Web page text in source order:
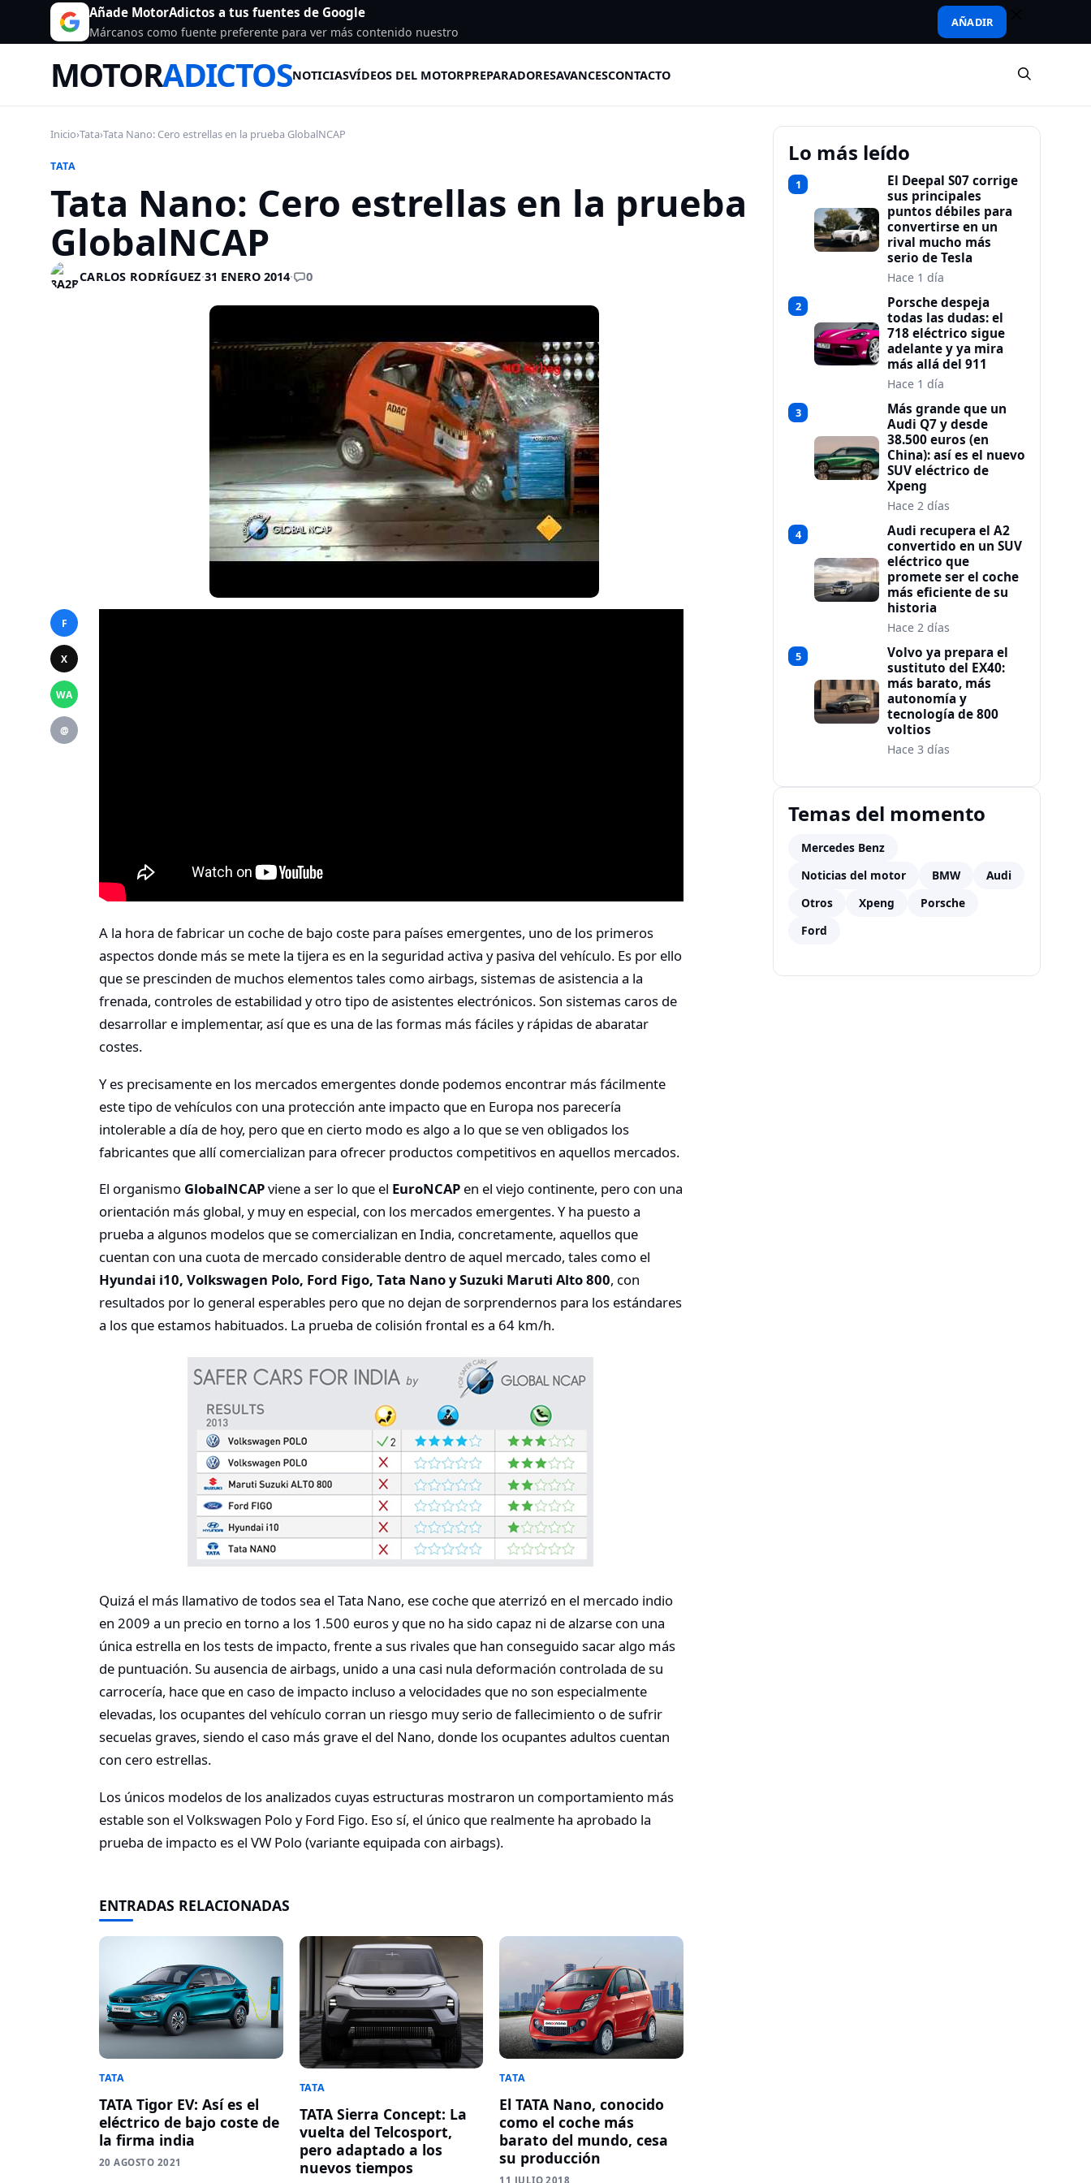
Añade MotorAdictos a tus fuentes de Google
Márcanos como fuente preferente para ver más contenido nuestro
AÑADIR
MOTORADICTOSNOTICIASVÍDEOS DEL MOTORPREPARADORESAVANCESCONTACTO
Inicio›Tata›Tata Nano: Cero estrellas en la prueba GlobalNCAP
TATA
Tata Nano: Cero estrellas en la prueba
GlobalNCAP
CARLOS RODRÍGUEZ·31 ENERO 2014· 0
F
X
WA
@
A la hora de fabricar un coche de bajo coste para países emergentes, uno de los primeros
aspectos donde más se mete la tijera es en la seguridad activa y pasiva del vehículo. Es por ello
que se prescinden de muchos elementos tales como airbags, sistemas de asistencia a la
frenada, controles de estabilidad y otro tipo de asistentes electrónicos. Son sistemas caros de
desarrollar e implementar, así que es una de las formas más fáciles y rápidas de abaratar
costes.
Y es precisamente en los mercados emergentes donde podemos encontrar más fácilmente
este tipo de vehículos con una protección ante impacto que en Europa nos parecería
intolerable a día de hoy, pero que en cierto modo es algo a lo que se ven obligados los
fabricantes que allí comercializan para ofrecer productos competitivos en aquellos mercados.
El organismo GlobalNCAPviene a ser lo que el EuroNCAP en el viejo continente, pero con una
orientación más global, y muy en especial, con los mercados emergentes. Y ha puesto a
prueba a algunos modelos que se comercializan en India, concretamente, aquellos que
cuentan con una cuota de mercado considerable dentro de aquel mercado, tales como el
Hyundai i10, Volkswagen Polo, Ford Figo, Tata Nano y Suzuki Maruti Alto 800, con
resultados por lo general esperables pero que no dejan de sorprendernos para los estándares
a los que estamos habituados. La prueba de colisión frontal es a 64 km/h.
Quizá el más llamativo de todos sea el Tata Nano, ese coche que aterrizó en el mercado indio
en 2009 a un precio en torno a los 1.500 euros y que no ha sido capaz ni de alzarse con una
única estrella en los tests de impacto, frente a sus rivales que han conseguido sacar algo más
de puntuación. Su ausencia de airbags, unido a una casi nula deformación controlada de su
carrocería, hace que en caso de impacto incluso a velocidades que no son especialmente
elevadas, los ocupantes del vehículo corran un riesgo muy serio de fallecimiento o de sufrir
secuelas graves, siendo el caso más grave el del Nano, donde los ocupantes adultos cuentan
con cero estrellas.
Los únicos modelos de los analizados cuyas estructuras mostraron un comportamiento más
estable son el Volkswagen Polo y Ford Figo. Eso sí, el único que realmente ha aprobado la
prueba de impacto es el VW Polo (variante equipada con airbags).
ENTRADAS RELACIONADAS
TATA
TATA Tigor EV: Así es el
eléctrico de bajo coste de
la firma india
20 AGOSTO 2021
TATA
TATA Sierra Concept: La
vuelta del Telcosport,
pero adaptado a los
nuevos tiempos
TATA
El TATA Nano, conocido
como el coche más
barato del mundo, cesa
su producción
11 JULIO 2018
Lo más leído
1
El Deepal S07 corrige
sus principales
puntos débiles para
convertirse en un
rival mucho más
serio de Tesla
Hace 1 día
2
Porsche despeja
todas las dudas: el
718 eléctrico sigue
adelante y ya mira
más allá del 911
Hace 1 día
3
Más grande que un
Audi Q7 y desde
38.500 euros (en
China): así es el nuevo
SUV eléctrico de
Xpeng
Hace 2 días
4
Audi recupera el A2
convertido en un SUV
eléctrico que
promete ser el coche
más eficiente de su
historia
Hace 2 días
5
Volvo ya prepara el
sustituto del EX40:
más barato, más
autonomía y
tecnología de 800
voltios
Hace 3 días
Temas del momento
Mercedes Benz
Noticias del motor
BMW
Audi
Otros
Xpeng
Porsche
Ford